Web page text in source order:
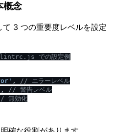
概念
3 つの重要度レベルを設定
での設定例
, / / エラーレベル
, / / 警告レベル
/ 無効化